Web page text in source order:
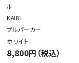
ル
KAIRI
プルパーカー
ホワイト
8,800円（税込）